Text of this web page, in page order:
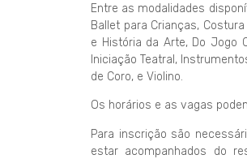
Entre as modalidades
Ballet para Crianças,
e História da Arte, Do Jogo
Iniciação Teatral,
de Coro, e Violino.
Os horários e as vagas
Para inscrição são
estar acompanhados do